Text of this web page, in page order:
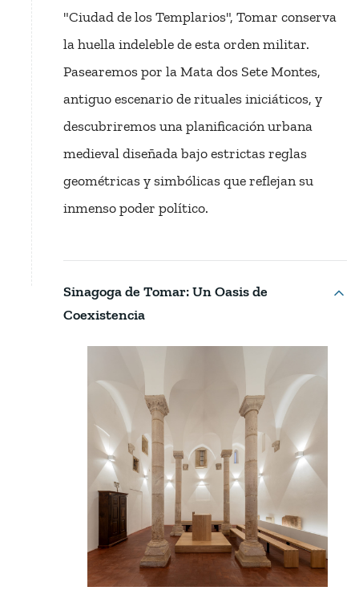
"Ciudad de los Templarios", Tomar conserva
la huella indeleble de esta orden militar.
Pasearemos por la Mata dos Sete Montes,
antiguo escenario de rituales iniciáticos, y
descubriremos una planificación urbana
medieval diseñada bajo estrictas reglas
geométricas y simbólicas que reflejan su
inmenso poder político.
Sinagoga de Tomar: Un Oasis de
Coexistencia